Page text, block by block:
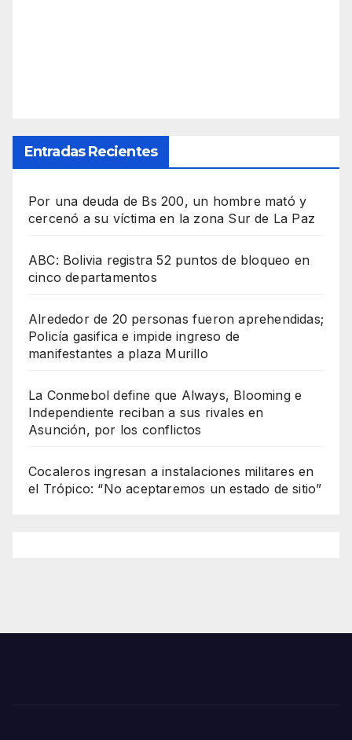
Entradas Recientes
Por una deuda de Bs 200, un hombre mató y
cercenó a su víctima en la zona Sur de La Paz
ABC: Bolivia registra 52 puntos de bloqueo en
cinco departamentos
Alrededor de 20 personas fueron aprehendidas;
Policía gasifica e impide ingreso de
manifestantes a plaza Murillo
La Conmebol define que Always, Blooming e
Independiente reciban a sus rivales en
Asunción, por los conflictos
Cocaleros ingresan a instalaciones militares en
el Trópico: “No aceptaremos un estado de sitio”